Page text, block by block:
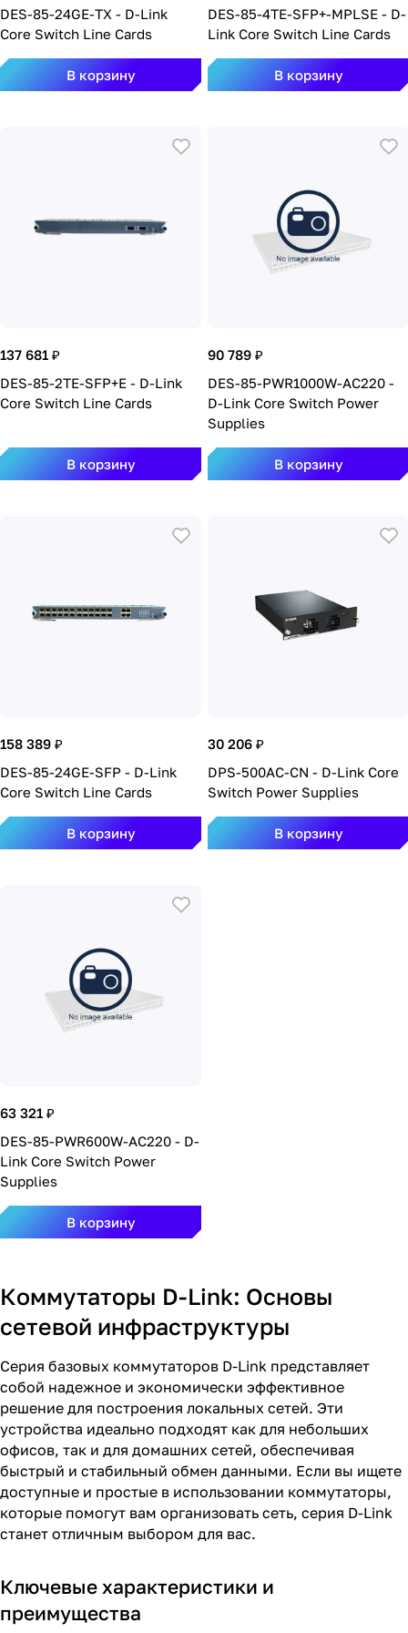
DES-85-24GE-TX - D-Link
Core Switch Line Cards
В корзину
DES-85-4TE-SFP+-MPLSE - D-
Link Core Switch Line Cards
В корзину
137 681 ₽
DES-85-2TE-SFP+E - D-Link
Core Switch Line Cards
В корзину
90 789 ₽
DES-85-PWR1000W-AC220 -
D-Link Core Switch Power
Supplies
В корзину
158 389 ₽
DES-85-24GE-SFP - D-Link
Core Switch Line Cards
В корзину
30 206 ₽
DPS-500AC-CN - D-Link Core
Switch Power Supplies
В корзину
63 321 ₽
DES-85-PWR600W-AC220 - D-
Link Core Switch Power
Supplies
В корзину
Коммутаторы D-Link: Основы
сетевой инфраструктуры
Серия базовых коммутаторов D-Link представляет
собой надежное и экономически эффективное
решение для построения локальных сетей. Эти
устройства идеально подходят как для небольших
офисов, так и для домашних сетей, обеспечивая
быстрый и стабильный обмен данными. Если вы ищете
доступные и простые в использовании коммутаторы,
которые помогут вам организовать сеть, серия D-Link
станет отличным выбором для вас.
Ключевые характеристики и
преимущества